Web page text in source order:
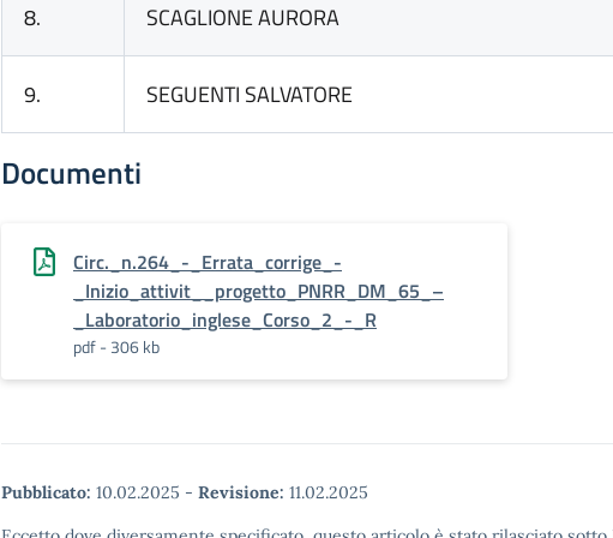
8. SCAGLIONE AURORA
9. SEGUENTI SALVATORE
Documenti
Circ._n.264_-_Errata_corrige_-
_Inizio_attivit__progetto_PNRR_DM_65_–
_Laboratorio_inglese_Corso_2_-_R
pdf - 306 kb
Pubblicato: 10.02.2025 - Revisione: 11.02.2025